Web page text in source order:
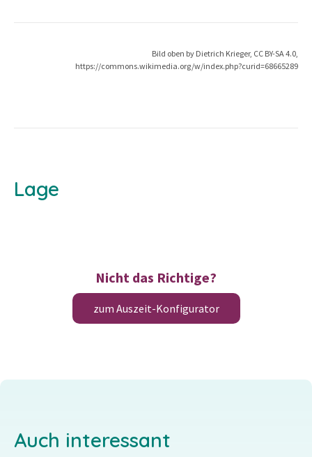
Bild oben by Dietrich Krieger, CC BY-SA 4.0,
https://commons.wikimedia.org/w/index.php?curid=68665289
Lage
Nicht das Richtige?
zum Auszeit-Konfigurator
Auch interessant